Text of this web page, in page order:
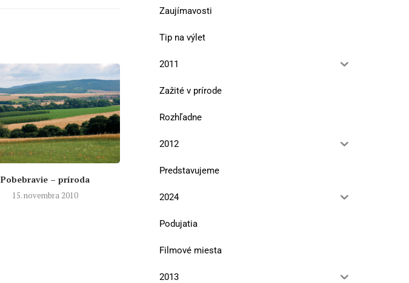
Pobebravie – príroda
15. novembra 2010
Horné Požitavie – príroda
15. septembra 2010
Južný Spiš –
Zaujímavosti
Tip na výlet
2011
Zažité v prírode
Rozhľadne
2012
Predstavujeme
2024
Podujatia
Filmové miesta
2013